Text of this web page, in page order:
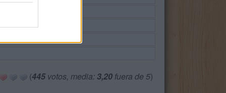
(445votos, media: 3,20 fuera de 5)